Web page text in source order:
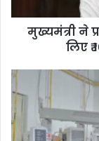
लिए
की
वित्तीय
स्वीकृति
मुख्यमंत्री ने
लिए ₹
ऋषिकेश
प्रसूता
मामले
में
सख्त